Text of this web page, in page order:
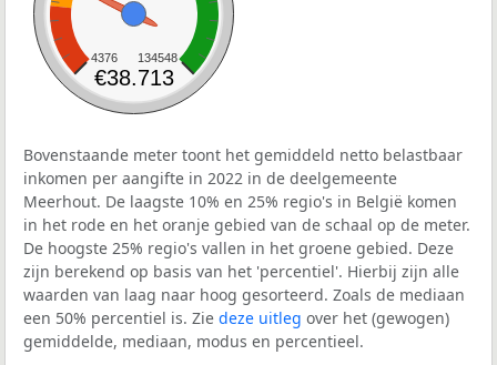
4376 134548
€38.713
Bovenstaande meter toont het gemiddeld netto belastbaar
inkomen per aangifte in 2022 in de deelgemeente
Meerhout. De laagste 10% en 25% regio's in België komen
in het rode en het oranje gebied van de schaal op de meter.
De hoogste 25% regio's vallen in het groene gebied. Deze
zijn berekend op basis van het 'percentiel'. Hierbij zijn alle
waarden van laag naar hoog gesorteerd. Zoals de mediaan
een 50% percentiel is. Zie deze uitleg over het (gewogen)
gemiddelde, mediaan, modus en percentieel.